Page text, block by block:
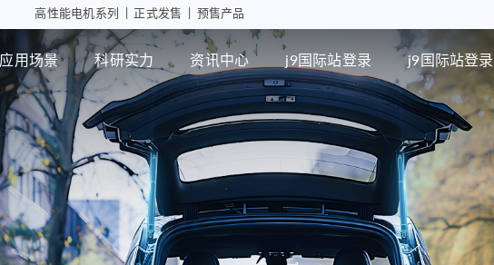
高性能电机系列 正式发售 预售产品
减速箱
本
Φ4.3mm系列
MD版本
ZWMD Φ3.4mm系列
行星减速箱（高性能版）
ZWSMD Φ4mm系列
ZWSMD Φ6mm系列
应用场景
工业自动化
高性能电机应用
智能消费
摄像头模组
微型瞳距调节驱动系统
科研实力
实力 智能制造 检测能力
资讯中心
活动 行业资讯 常见问题
j9国际站登录
续发展 j9国际站登录
j9国际站登录